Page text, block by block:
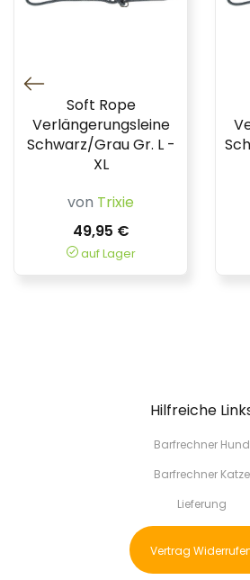
Soft Rope
Verlängerungsleine
Schwarz/Grau Gr. L -
XL
von Trixie
49,95 €
auf Lager
Hilfreiche
Barfrechner Hund
Barfrechner Katze
Lieferung
Vertrag